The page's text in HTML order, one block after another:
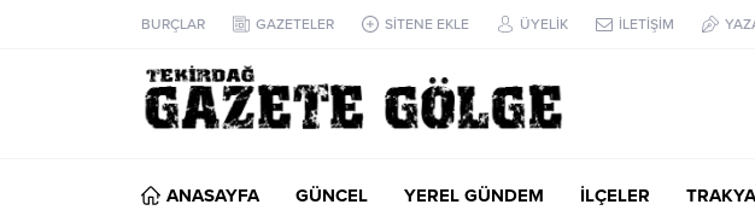
BURÇLAR GAZETELER SİTENE EKLE ÜYELİK İLETİŞİM
ANASAYFA GÜNCEL YEREL GÜNDEM İLÇELER TRAKYA